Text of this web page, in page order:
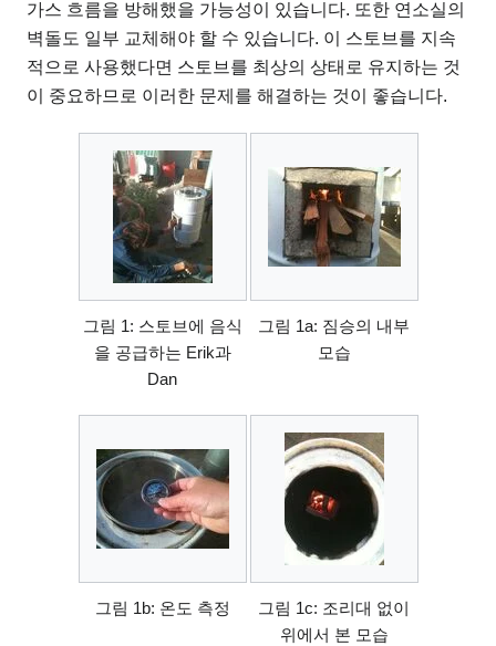
가스 흐름을 방해했을 가능성이 있습니다. 또한 연소실의
벽돌도 일부 교체해야 할 수 있습니다. 이 스토브를 지속
적으로 사용했다면 스토브를 최상의 상태로 유지하는 것
이 중요하므로 이러한 문제를 해결하는 것이 좋습니다.
그림 1: 스토브에 음식
을 공급하는 Erik과
Dan
그림 1a: 짐승의 내부
모습
그림 1b: 온도 측정
그림 1c: 조리대 없이
위에서 본 모습